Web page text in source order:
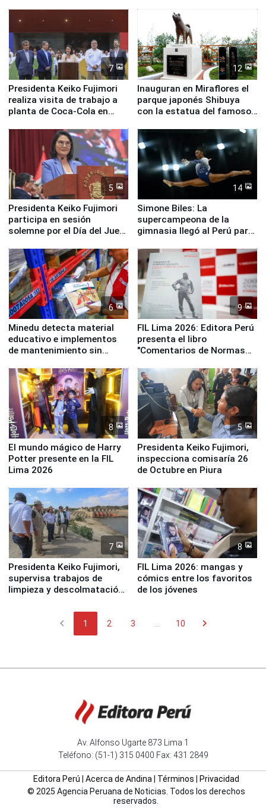
7
Presidenta Keiko Fujimori
realiza visita de trabajo a
planta de Coca-Cola en
12
Inauguran en Miraflores el
parque japonés Shibuya
con la estatua del famoso
5
Presidenta Keiko Fujimori
participa en sesión
solemne por el Día del Juez
14
Simone Biles: La
supercampeona de la
gimnasia llegó al Perú para
Panamericanos Lima 2027
6
Minedu detecta material
educativo e implementos
de mantenimiento sin
la UGEL 2
9
FIL Lima 2026: Editora Perú
presenta el libro
"Comentarios de Normas
Derecho Colectivo"
8
El mundo mágico de Harry
Potter presente en la FIL
Lima 2026
5
Presidenta Keiko Fujimori,
inspecciona comisaría 26
de Octubre en Piura
7
Presidenta Keiko Fujimori,
supervisa trabajos de
limpieza y descolmatación
8
FIL Lima 2026: mangas y
cómics entre los favoritos
de los jóvenes
chevron_left 1 2 3 ... 10 chevron_right
Av. Alfonso Ugarte 873 Lima 1
Teléfono: (51-1) 315 0400 Fax: 431 2849
Editora Perú Acerca de Andina Términos
Privacidad
© 2025 Agencia Peruana de Noticias. Todos los derechos
reservados.